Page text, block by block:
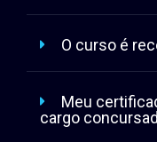
O acesso ao
O curso é
Meu